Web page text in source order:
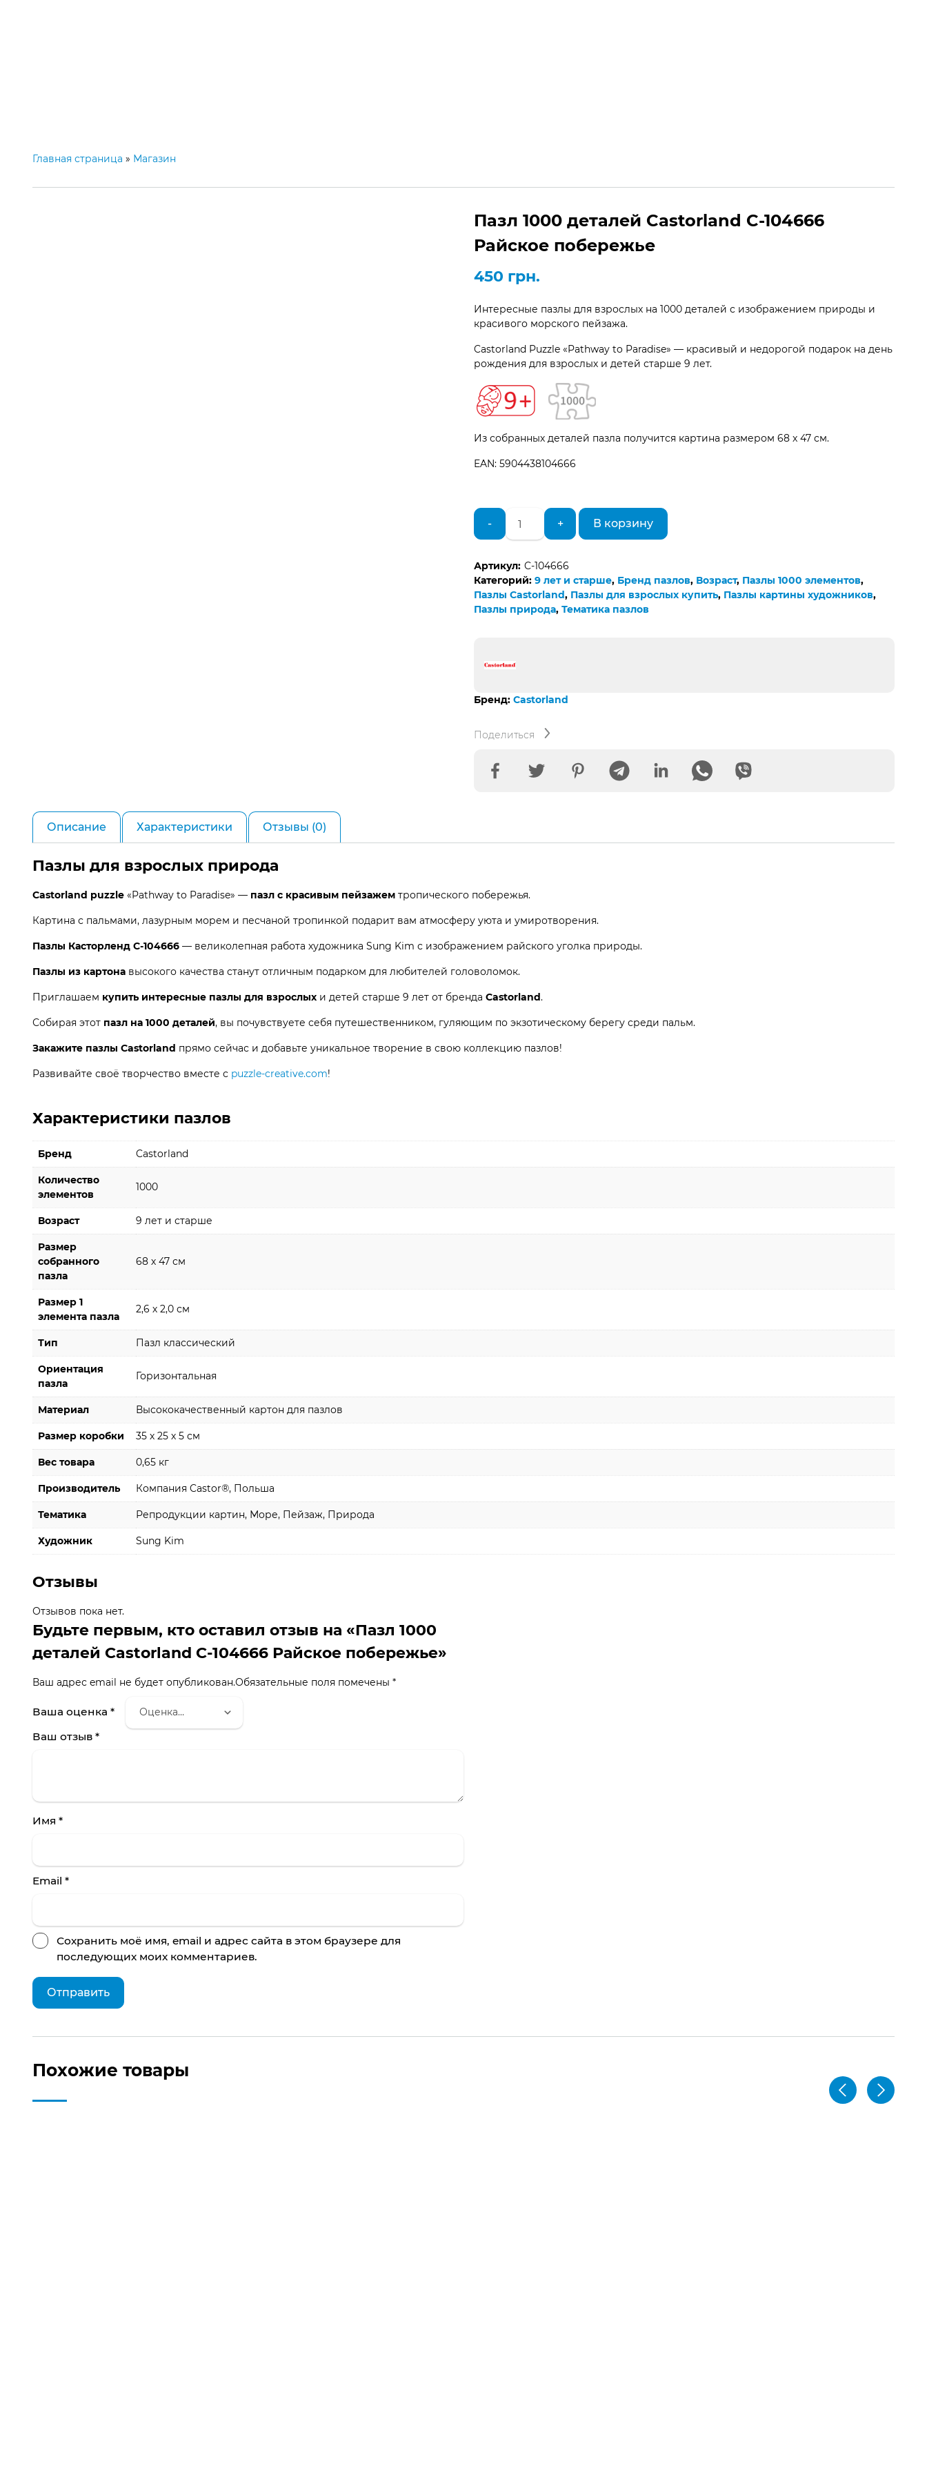
Главная страница » Магазин
Пазл 1000 деталей Castorland C-104666
Райское побережье
450 грн.
Интересные пазлы для взрослых на 1000 деталей с изображением природы и
красивого морского пейзажа.
Castorland Puzzle «Pathway to Paradise» — красивый и недорогой подарок на день
рождения для взрослых и детей старше 9 лет.
Из собранных деталей пазла получится картина размером 68 x 47 см.
EAN: 5904438104666
-
Количество
товара
1000
деталей
Castorland
C-
+ В корзину
Артикул: C-104666
Категорий: 9 лет и старше, Бренд пазлов, Возраст, Пазлы 1000 элементов,
Пазлы Castorland, Пазлы для взрослых купить, Пазлы картины художников,
Пазлы природа, Тематика пазлов
Бренд: Castorland
Поделиться
Описание Характеристики Отзывы (0)
Пазлы для взрослых природа
Castorland puzzle «Pathway to Paradise» — пазл с красивым пейзажем тропического побережья.
Картина с пальмами, лазурным морем и песчаной тропинкой подарит вам атмосферу уюта и умиротворения.
Пазлы Касторленд C-104666 — великолепная работа художника Sung Kim с изображением райского уголка природы.
Пазлы из картона высокого качества станут отличным подарком для любителей головоломок.
Приглашаем купить интересные пазлы для взрослых и детей старше 9 лет от бренда Castorland.
Собирая этот пазл на 1000 деталей, вы почувствуете себя путешественником, гуляющим по экзотическому берегу среди пальм.
Закажите пазлы Castorland прямо сейчас и добавьте уникальное творение в свою коллекцию пазлов!
Развивайте своё творчество вместе с puzzle-creative.com!
Характеристики пазлов
Бренд Castorland
Количество
элементов
1000
Возраст 9 лет и старше
Размер
собранного
пазла
68 х 47 см
Размер 1
элемента пазла
2,6 х 2,0 см
Тип Пазл классический
Ориентация
пазла
Горизонтальная
Материал Высококачественный картон для пазлов
Размер коробки 35 х 25 х 5 см
Вес товара 0,65 кг
Производитель Компания Castor®, Польша
Тематика Репродукции картин, Море, Пейзаж, Природа
Художник Sung Kim
Отзывы
Отзывов пока нет.
Будьте первым, кто оставил отзыв на «Пазл 1000
деталей Castorland C-104666 Райское побережье»
Ваш адрес email не будет опубликован.Обязательные поля помечены *
Ваша оценка *
Ваш отзыв *
Имя *
Email *
Сохранить моё имя, email и адрес сайта в этом браузере для
последующих моих комментариев.
Похожие товары